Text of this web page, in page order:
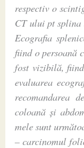
respectiv o
CT ului pt splina
Ecografia
fiind o persoană
fost vizibilă, fiind
evaluarea
recomandarea
coloană și
mele sunt
– carcinomul